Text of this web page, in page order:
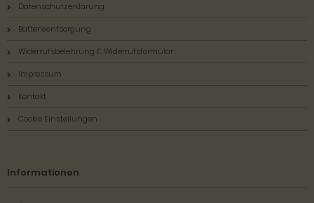
Datenschutzerklärung
Batterieentsorgung
Widerrufsbelehrung & Widerrufsformular
Impressum
Kontakt
Cookie Einstellungen
Informationen